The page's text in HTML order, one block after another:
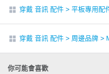
穿戴 音訊 配件 > 平板專用配
穿戴 音訊 配件 > 周邊品牌 >
你可能會喜歡